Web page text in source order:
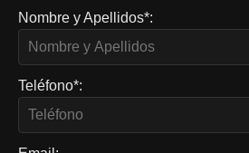
Nombre y Apellidos*:
Teléfono*: